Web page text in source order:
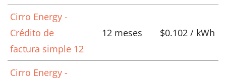
Cirro Energy -
Crédito de
factura simple 12
12 meses $0.102 / kWh
Cirro Energy -